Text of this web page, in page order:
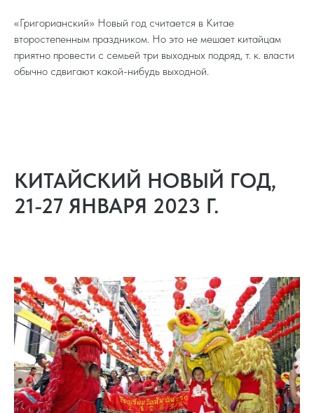
«Григорианский» Новый год считается в Китае
второстепенным праздником. Но это не мешает китайцам
приятно провести с семьей три выходных подряд, т. к. власти
обычно сдвигают какой-нибудь выходной.
КИТАЙСКИЙ НОВЫЙ ГОД,
21-27 ЯНВАРЯ 2023 Г.